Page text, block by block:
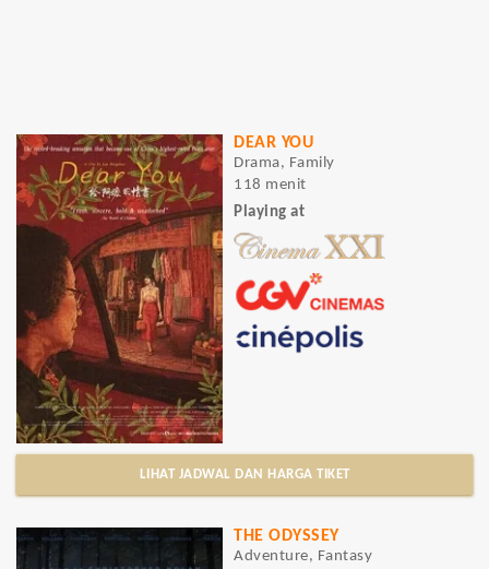
DEAR YOU
Drama, Family
118 menit
Playing at
LIHAT JADWAL DAN HARGA TIKET
THE ODYSSEY
Adventure, Fantasy